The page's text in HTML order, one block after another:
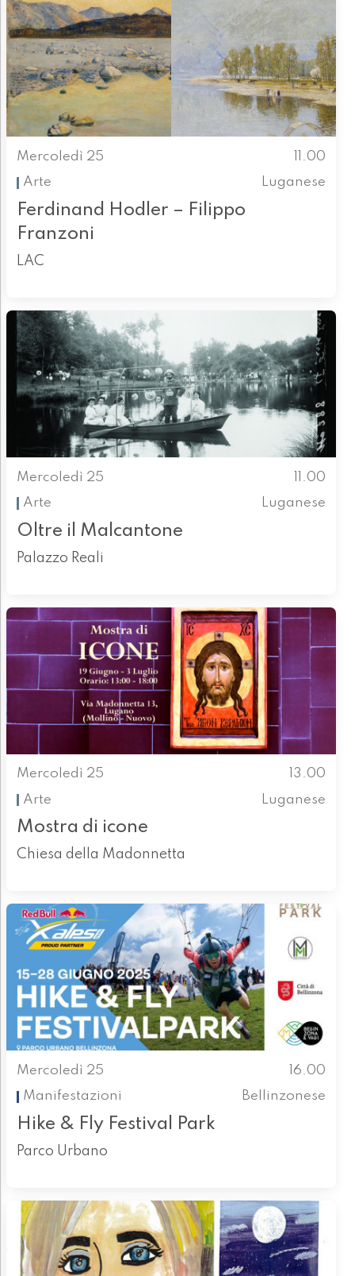
Mercoledì 25
11.00
Arte
Luganese
Ferdinand Hodler – Filippo
Franzoni
LAC
Mercoledì 25
11.00
Arte
Luganese
Oltre il Malcantone
Palazzo Reali
Mercoledì 25
13.00
Arte
Luganese
Mostra di icone
Chiesa della Madonnetta
Mercoledì 25
16.00
Manifestazioni
Bellinzonese
Hike & Fly Festival Park
Parco Urbano